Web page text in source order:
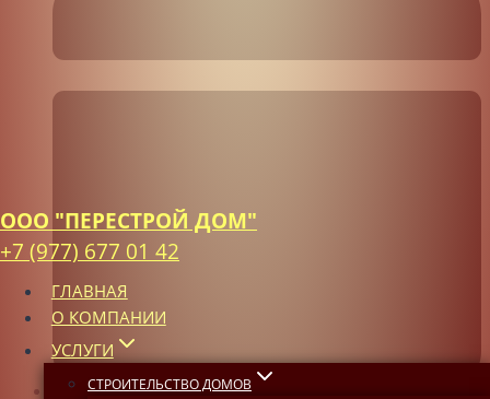
ООО "ПЕРЕСТРОЙ ДОМ"
+7 (977) 677 01 42
ГЛАВНАЯ
О КОМПАНИИ
УСЛУГИ
СТРОИТЕЛЬСТВО ДОМОВ